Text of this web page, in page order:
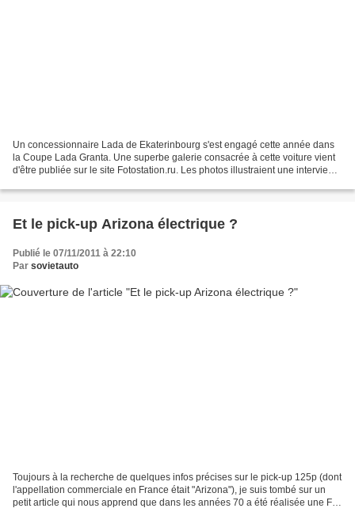
Un concessionnaire Lada de Ekaterinbourg s'est engagé cette année dans
la Coupe Lada Granta. Une superbe galerie consacrée à cette voiture vient
d'être publiée sur le site Fotostation.ru. Les photos illustraient une interview
Et le pick-up Arizona électrique ?
Publié le 07/11/2011 à 22:10
Par sovietauto
Toujours à la recherche de quelques infos précises sur le pick-up 125p (dont
l'appellation commerciale en France était "Arizona"), je suis tombé sur un
petit article qui nous apprend que dans les années 70 a été réalisée une Fiat